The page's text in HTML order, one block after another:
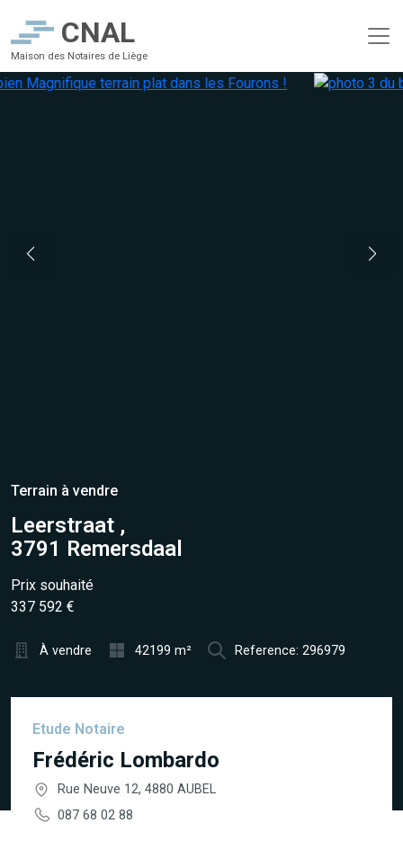
CNAL
Maison des Notaires de Liège
Terrain à vendre
Leerstraat ,
3791 Remersdaal
Prix souhaité
337 592 €
À vendre 42199 m² Reference: 296979
Etude Notaire
Frédéric Lombardo
Rue Neuve 12, 4880 AUBEL
087 68 02 88